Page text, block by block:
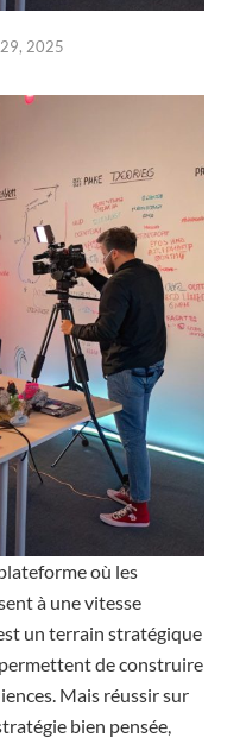
2025
où les
à une vitesse
un terrain stratégique
de construire
Mais réussir sur
bien pensée,